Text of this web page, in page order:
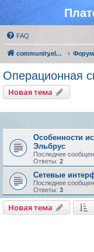
FAQ
community.elbrus.ru
Операционная
Новая тема
Особенности
Эльбрус
Последнее
Ответы: 2
Сетевые
Последнее
Ответы: 3
Новая тема